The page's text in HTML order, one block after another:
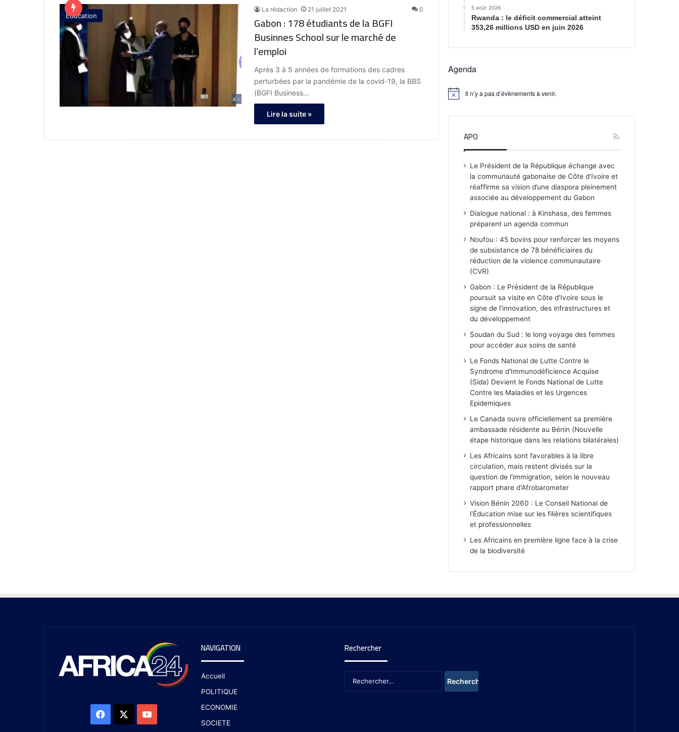
Éducation
La rédaction 21 juillet 2021 0
Gabon : 178 étudiants de la BGFI
Businnes School sur le marché de
l’emploi
Après 3 à 5 années de formations des cadres
perturbées par la pandémie de la covid-19, la BBS
(BGFI Business…
Lire la suite »
5 août 2026
Rwanda : le déficit commercial atteint
353,26 millions USD en juin 2026
Agenda
N
Il n’y a pas d’évènements à venir.
APO
Le Président de la République échange avec
la communauté gabonaise de Côte d’Ivoire et
réaffirme sa vision d’une diaspora pleinement
associée au développement du Gabon
Dialogue national : à Kinshasa, des femmes
préparent un agenda commun
Noufou : 45 bovins pour renforcer les moyens
de subsistance de 78 bénéficiaires du
réduction de la violence communautaire
(CVR)
Gabon : Le Président de la République
poursuit sa visite en Côte d’Ivoire sous le
signe de l’innovation, des infrastructures et
du développement
Soudan du Sud : le long voyage des femmes
pour accéder aux soins de santé
Le Fonds National de Lutte Contre le
Syndrome d'Immunodéficience Acquise
(Sida) Devient le Fonds National de Lutte
Contre les Maladies et les Urgences
Epidemiques
Le Canada ouvre officiellement sa première
ambassade résidente au Bénin (Nouvelle
étape historique dans les relations bilatérales)
Les Africains sont favorables à la libre
circulation, mais restent divisés sur la
question de l'immigration, selon le nouveau
rapport phare d'Afrobarometer
Vision Bénin 2060 : Le Conseil National de
l'Éducation mise sur les filières scientifiques
et professionnelles
Les Africains en première ligne face à la crise
de la biodiversité
NAVIGATION
Accueil
POLITIQUE
ECONOMIE
SOCIETE
Rechercher